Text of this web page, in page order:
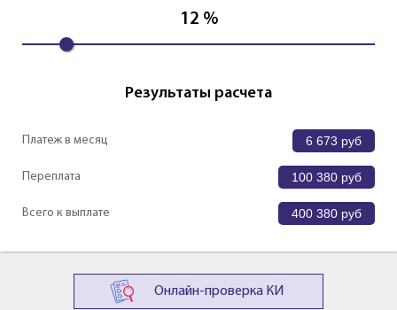
12 %
Результаты расчета
Платеж в месяц 6 673 руб
Переплата 100 380 руб
Всего к выплате 400 380 руб
Онлайн-проверка КИ